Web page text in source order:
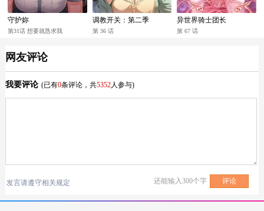
守护妳
第31话 想要就恳求我
调教开关：第二季
第 36 话
异世界骑士团长
第 67 话
网友评论
我要评论 (已有0条评论，共5352人参与)
发言请遵守相关规定 还能输入300个字